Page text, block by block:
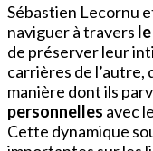
Sébastien Lecornu
naviguer à travers
de préserver leur
carrières de l’autre,
manière dont ils
personnelles avec
Cette dynamique